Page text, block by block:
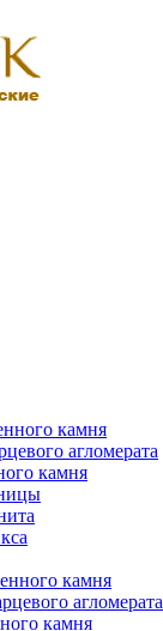
камня
агломерата
камня
камня
агломерата
камня